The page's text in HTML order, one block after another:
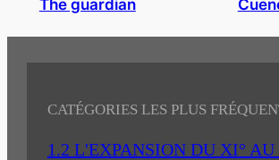
The guardian
CATÉGORIES LES PLUS
1.2 L'EXPANSION DU XI°